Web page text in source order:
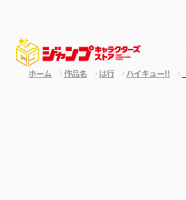
ホーム 作品名 は行 ハイキュー!!